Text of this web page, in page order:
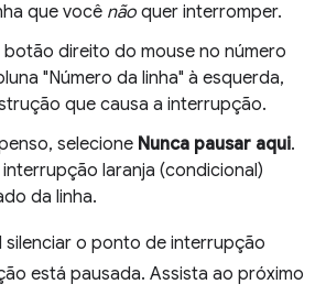
que você não quer interromper.
botão direito do mouse no número
"Número da linha" à esquerda,
que causa a interrupção.
selecione Nunca pausar aqui.
laranja (condicional)
da linha.
silenciar o ponto de interrupção
está pausada. Assista ao próximo